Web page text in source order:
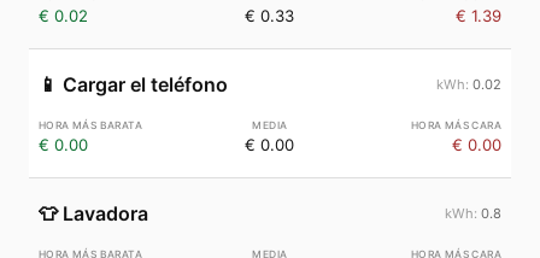
€ 0.02 € 0.33 € 1.39
📱 Cargar el teléfono 0.02
€ 0.00 € 0.00 € 0.00
👕 Lavadora 0.8